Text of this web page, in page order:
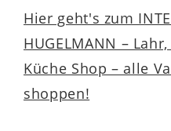
Hier geht's zum
HUGELMANN –
Küche Shop – alle
shoppen!